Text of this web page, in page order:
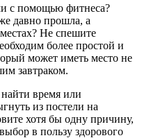
с помощью фитнеса?
давно прошла, а
Не спешите
более простой и
может иметь место не
завтраком.
найти время или
из постели на
хотя бы одну причину,
в пользу здорового